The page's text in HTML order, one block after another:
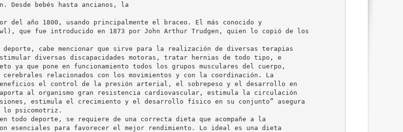
Desde bebés hasta ancianos, la
del año 1800, usando principalmente el braceo. El más conocido y
fue introducido en 1873 por John Arthur Trudgen, quien lo copió de los
cabe mencionar que sirve para la realización de diversas terapias
diversas discapacidades motoras, tratar hernias de todo tipo, e
ya que pone en funcionamiento todos los grupos musculares del cuerpo,
relacionados con los movimientos y con la coordinación. La
el control de la presión arterial, el sobrepeso y el desarrollo en
al organismo gran resistencia cardiovascular, estimula la circulación
estimula el crecimiento y el desarrollo físico en su conjunto” asegura
lo psicomotriz.
todo deporte, se requiere de una correcta dieta que acompañe a la
esenciales para favorecer el mejor rendimiento. Lo ideal es una dieta